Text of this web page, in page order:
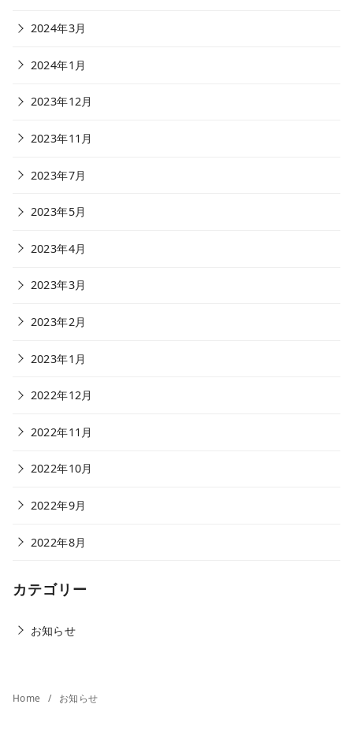
2024年3月
2024年1月
2023年12月
2023年11月
2023年7月
2023年5月
2023年4月
2023年3月
2023年2月
2023年1月
2022年12月
2022年11月
2022年10月
2022年9月
2022年8月
カテゴリー
お知らせ
Home お知らせ